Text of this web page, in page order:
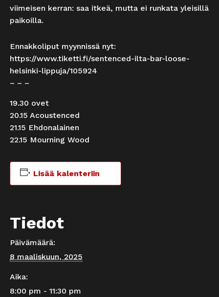
viimeisen kerran: saa itkeä, mutta ei runkata yleisillä
paikoilla.
Ennakkoliput myynnissä nyt:
https://www.tiketti.fi/sentenced-ilta-bar-loose-
helsinki-lippuja/105924
– – –
19.30 ovet
20.15 Acoustenced
21.15 Ehdonalainen
22.15 Mourning Wood
Lisää kalenteriin
Tiedot
Päivämäärä:
8 maaliskuun, 2025
Aika:
8:00 pm - 11:30 pm